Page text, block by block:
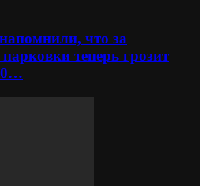
что за
теперь грозит